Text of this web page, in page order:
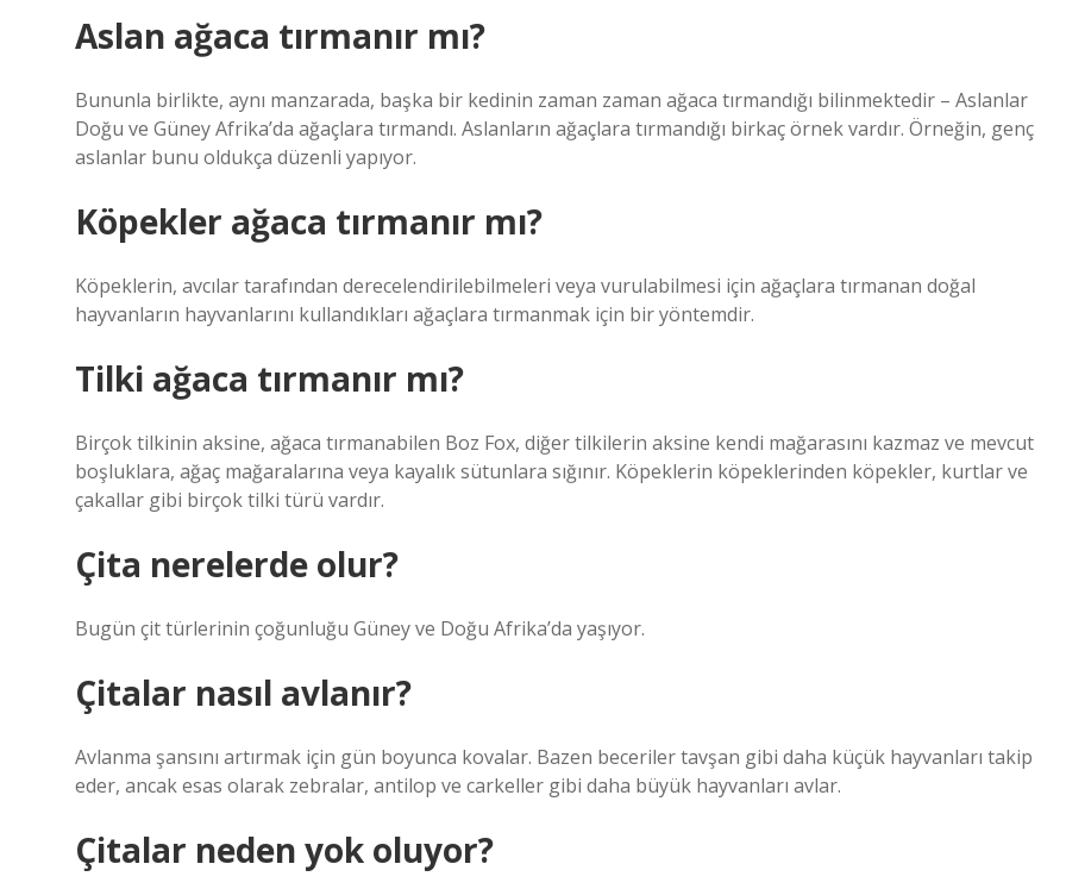
Aslan ağaca tırmanır mı?
Bununla birlikte, aynı manzarada, başka bir kedinin zaman zaman ağaca tırmandığı bilinmektedir – Aslanlar
Doğu ve Güney Afrika’da ağaçlara tırmandı. Aslanların ağaçlara tırmandığı birkaç örnek vardır. Örneğin, genç
aslanlar bunu oldukça düzenli yapıyor.
Köpekler ağaca tırmanır mı?
Köpeklerin, avcılar tarafından derecelendirilebilmeleri veya vurulabilmesi için ağaçlara tırmanan doğal
hayvanların hayvanlarını kullandıkları ağaçlara tırmanmak için bir yöntemdir.
Tilki ağaca tırmanır mı?
Birçok tilkinin aksine, ağaca tırmanabilen Boz Fox, diğer tilkilerin aksine kendi mağarasını kazmaz ve mevcut
boşluklara, ağaç mağaralarına veya kayalık sütunlara sığınır. Köpeklerin köpeklerinden köpekler, kurtlar ve
çakallar gibi birçok tilki türü vardır.
Çita nerelerde olur?
Bugün çit türlerinin çoğunluğu Güney ve Doğu Afrika’da yaşıyor.
Çitalar nasıl avlanır?
Avlanma şansını artırmak için gün boyunca kovalar. Bazen beceriler tavşan gibi daha küçük hayvanları takip
eder, ancak esas olarak zebralar, antilop ve carkeller gibi daha büyük hayvanları avlar.
Çitalar neden yok oluyor?